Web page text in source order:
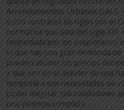
Arrendamientos Urbanos (LAU),
estos contratos se rigen por el
normativa que data del siglo XIX.
respaldada por los propietarios
el que hay una gran demanda
pueden asumir los precios del
y que ven en el alquiler de una
temporal a sus necesidades de
poder mejorar sus condiciones
una vivienda completa.